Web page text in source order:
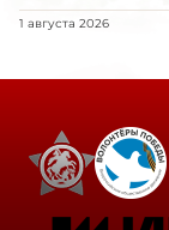
1 августа 2026